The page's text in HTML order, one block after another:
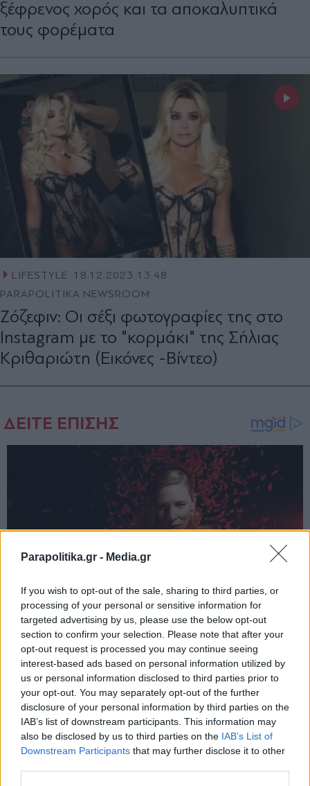
Parapolitika.gr - Media.gr
If you wish to opt-out of the sale, sharing to third parties, or
processing of your personal or sensitive information for
targeted advertising by us, please use the below opt-out
section to confirm your selection. Please note that after your
opt-out request is processed you may continue seeing
interest-based ads based on personal information utilized by
us or personal information disclosed to third parties prior to
your opt-out. You may separately opt-out of the further
disclosure of your personal information by third parties on the
IAB’s list of downstream participants. This information may
also be disclosed by us to third parties on the IAB’s List of
Downstream Participants that may further disclose it to other
ξέφρενος χορός και τα αποκαλυπτικά
τους φορέματα
LIFESTYLE 18.12.2023 13:48
PARAPOLITIKA NEWSROOM
Ζόζεφιν: Οι σέξι φωτογραφίες της στο
Instagram με το "κορμάκι" της Σήλιας
Κριθαριώτη (Εικόνες -Βίντεο)
Εγγραφή στο newsletter